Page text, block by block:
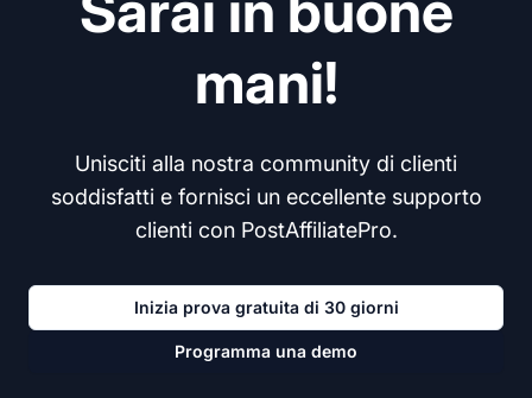
mani!
Unisciti alla nostra community di clienti
soddisfatti e fornisci un eccellente supporto
clienti con PostAffiliatePro.
Inizia prova gratuita di 30 giorni
Programma una demo